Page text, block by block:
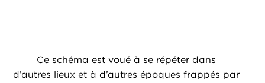
Ce schéma est voué à se répéter dans
d’autres lieux et à d’autres époques frappés par